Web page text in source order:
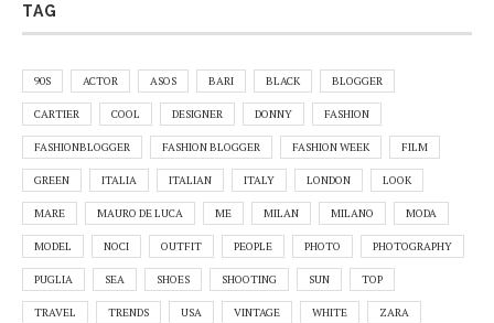
TAG
90S ACTOR ASOS BARI BLACK BLOGGER
CARTIER COOL DESIGNER DONNY FASHION
FASHIONBLOGGER FASHION BLOGGER FASHION WEEK FILM
GREEN ITALIA ITALIAN ITALY LONDON LOOK
MARE MAURO DE LUCA ME MILAN MILANO MODA
MODEL NOCI OUTFIT PEOPLE PHOTO PHOTOGRAPHY
PUGLIA SEA SHOES SHOOTING SUN TOP
TRAVEL TRENDS USA VINTAGE WHITE ZARA